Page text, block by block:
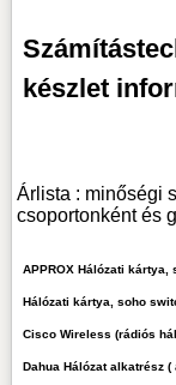
készlet
Árlista : minőségi
csoportonként és
APPROX Hálózati kártya,
Hálózati kártya, soho
Cisco Wireless (rádiós
Dahua Hálózat alkatrész